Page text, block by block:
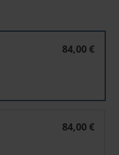
84,00 €
84,00 €